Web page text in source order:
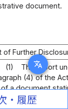
translate
document.
of Further
(1)
The report
(4) of the
a document
・履歴